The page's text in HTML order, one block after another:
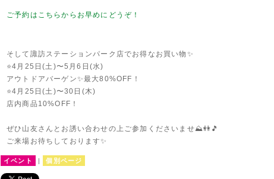
ご予約はこちらからお早めにどうぞ！
そして諏訪ステーションパーク店でお得なお買い物✨
⭐️4月25日(土)〜5月6日(水)
アウトドアバーゲン✨最大80%OFF！
⭐️4月25日(土)〜30日(木)
店内商品10%OFF！
ぜひ山友さんとお誘い合わせの上ご参加くださいませ⛰️👭🎵
ご来場お待ちしております✨
イベント | 個別ページ